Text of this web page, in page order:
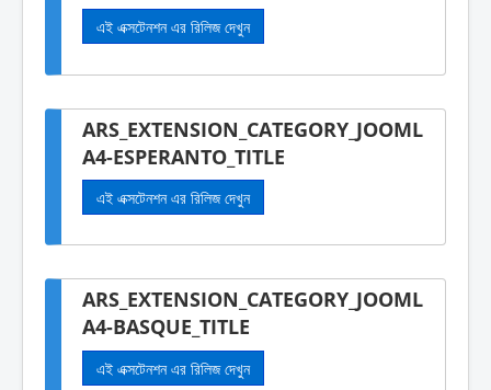
এই এক্সটেনশন এর রিলিজ দেখুন
ARS_EXTENSION_CATEGORY_JOOML
A4-ESPERANTO_TITLE
এই এক্সটেনশন এর রিলিজ দেখুন
ARS_EXTENSION_CATEGORY_JOOML
A4-BASQUE_TITLE
এই এক্সটেনশন এর রিলিজ দেখুন